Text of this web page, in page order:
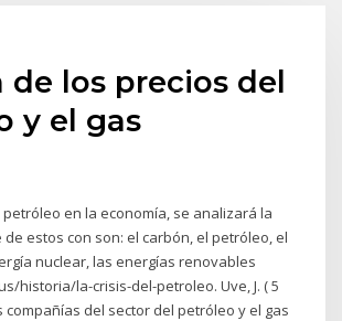
de los precios del
y el gas
en la economía, se analizará la
estos con son: el carbón, el petróleo, el
nuclear, las energías renovables
historia/la-crisis-del-petroleo. Uve, J. ( 5
compañías del sector del petróleo y el gas